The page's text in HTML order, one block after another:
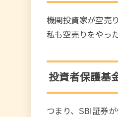
機関投資家が空売
私も空売りをやっ
投資者保護基
つまり、SBI証券